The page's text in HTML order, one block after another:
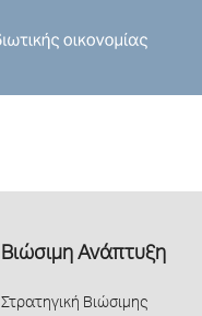
Βιώσιμη Ανάπτυξη
Στρατηγική Βιώσιμης